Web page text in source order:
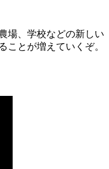
場、学校などの新しい
ことが増えていくぞ。